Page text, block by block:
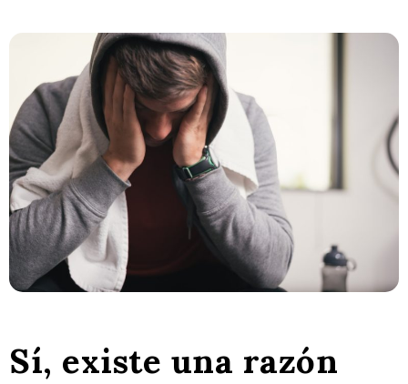
Sí, existe una razón